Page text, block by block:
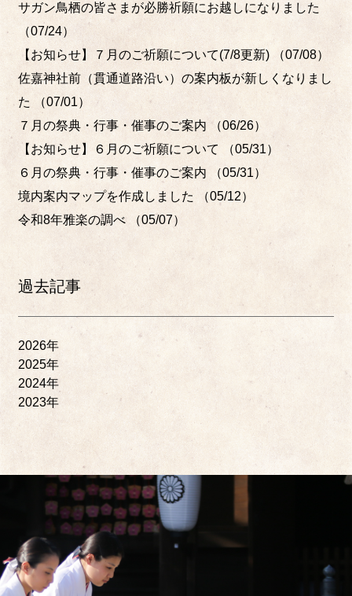
サガン鳥栖の皆さまが必勝祈願にお越しになりました
（07/24）
【お知らせ】７月のご祈願について(7/8更新)
（07/08）
佐嘉神社前（貫通道路沿い）の案内板が新しくなりまし
た
（07/01）
７月の祭典・行事・催事のご案内 （06/26）
【お知らせ】６月のご祈願について
（05/31）
６月の祭典・行事・催事のご案内
（05/31）
境内案内マップを作成しました
（05/12）
令和8年雅楽の調べ
（05/07）
過去記事
2026年
2025年
2024年
2023年